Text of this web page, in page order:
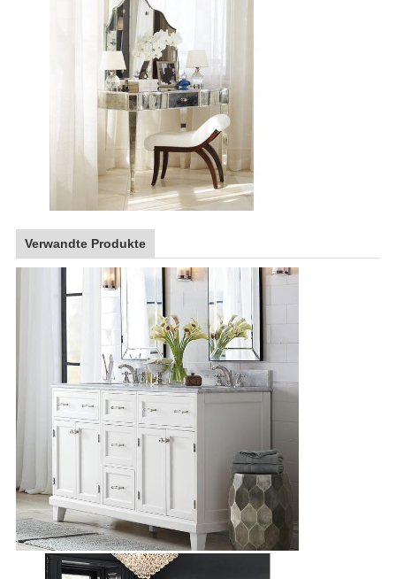
Verwandte Produkte